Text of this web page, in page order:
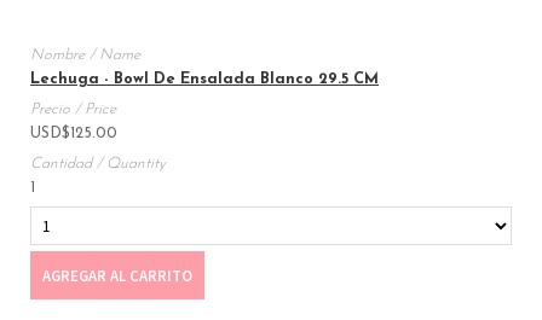
Lechuga - Bowl De Ensalada Blanco 29.5 CM
USD$ 125.00
AGREGAR AL CARRITO